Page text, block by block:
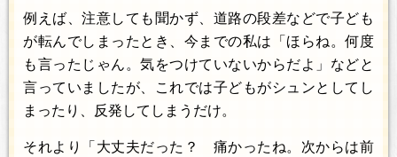
例えば、注意しても聞かず、道路の段差などで子ども
が転んでしまったとき、今までの私は「ほらね。何度
も言ったじゃん。気をつけていないからだよ」などと
言っていましたが、これでは子どもがシュンとしてし
まったり、反発してしまうだけ。
それより「大丈夫だった？ 痛かったね。次からは前